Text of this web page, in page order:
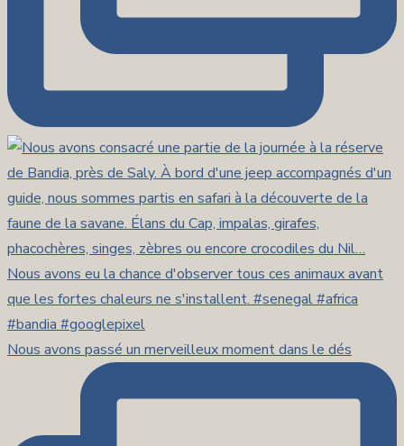
Nous avons passé un merveilleux moment dans le dés